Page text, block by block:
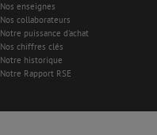
Nos enseignes
Nos collaborateurs
Notre puissance d'achat
Nos chiffres clés
Notre historique
Notre Rapport RSE